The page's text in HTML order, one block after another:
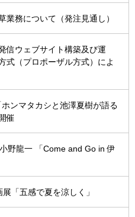
業務について（発注見通し）
信ウェブサイト構築及び運
式（プロポーザル方式）によ
ンマタカシと池澤夏樹が語る
催
野龍一 「Come and Go in 伊
「五感で夏を涼しく」